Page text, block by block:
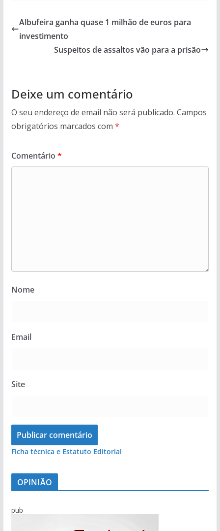
Albufeira ganha quase 1 milhão de euros para
investimento
Suspeitos de assaltos vão para a prisão
Deixe um comentário
O seu endereço de email não será publicado. Campos
obrigatórios marcados com *
Comentário *
Nome
Email
Site
Ficha técnica e Estatuto Editorial
OPINIÃO
pub